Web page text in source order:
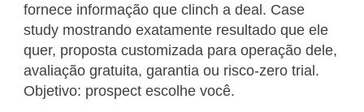
fornece informação que clinch a deal. Case
study mostrando exatamente resultado que ele
quer, proposta customizada para operação dele,
avaliação gratuita, garantia ou risco-zero trial.
Objetivo: prospect escolhe você.